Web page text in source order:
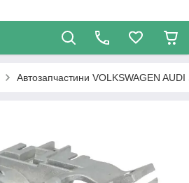
Автозапчастини VOLKSWAGEN AUDI